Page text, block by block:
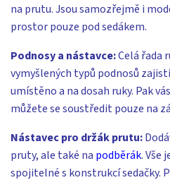
na prutu. Jsou samozřejmě i
prostor pouze pod sedákem.
Podnosy a nástavce:Celá řada
vymyšlených typů podnosů
umístěno a na dosah ruky. Pak
můžete se soustředit pouze na
Nástavec pro držák prutu:
pruty, ale také na podběrák. Vše
spojitelné s konstrukcí sedačky.